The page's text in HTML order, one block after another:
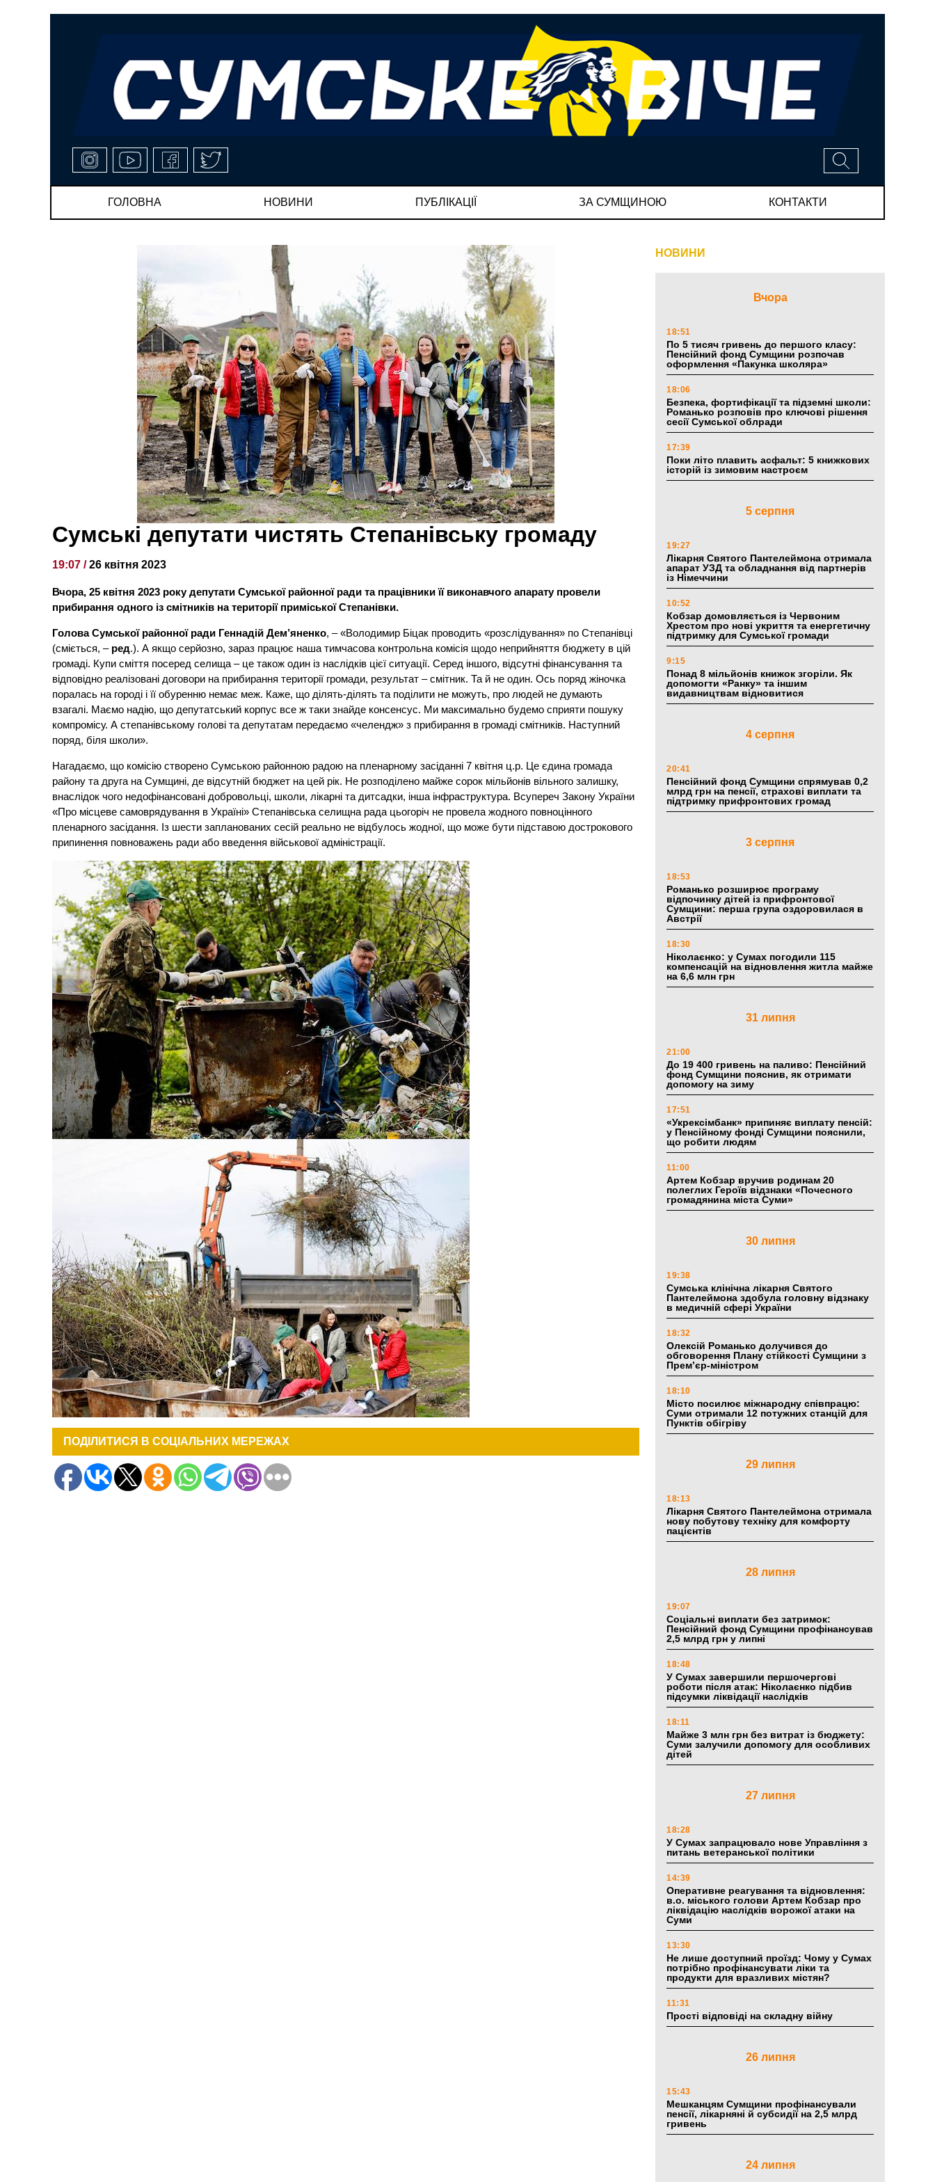
ГОЛОВНА НОВИНИ ПУБЛІКАЦІЇ ЗА СУМЩИНОЮ КОНТАКТИ
Сумські депутати чистять Степанівську громаду
19:07 /26 квітня 2023
Вчора, 25 квітня 2023 року депутати Сумської районної ради та працівники її виконавчого апарату провели
прибирання одного із смітників на території приміської Степанівки.
Голова Сумської районної ради Геннадій Дем’яненко, – «Володимир Біцак проводить «розслідування» по Степанівці
(сміється, – ред.). А якщо серйозно, зараз працює наша тимчасова контрольна комісія щодо неприйняття бюджету в цій
громаді. Купи сміття посеред селища – це також один із наслідків цієї ситуації. Серед іншого, відсутні фінансування та
відповідно реалізовані договори на прибирання території громади, результат – смітник. Та й не один. Ось поряд жіночка
поралась на городі і її обуренню немає меж. Каже, що ділять-ділять та поділити не можуть, про людей не думають
взагалі. Маємо надію, що депутатський корпус все ж таки знайде консенсус. Ми максимально будемо сприяти пошуку
компромісу. А степанівському голові та депутатам передаємо «челендж» з прибирання в громаді смітників. Наступний
поряд, біля школи».
Нагадаємо, що комісію створено Сумською районною радою на пленарному засіданні 7 квітня ц.р. Це єдина громада
району та друга на Сумщині, де відсутній бюджет на цей рік. Не розподілено майже сорок мільйонів вільного залишку,
внаслідок чого недофінансовані добровольці, школи, лікарні та дитсадки, інша інфраструктура. Всупереч Закону України
«Про місцеве самоврядування в Україні» Степанівська селищна рада цьогоріч не провела жодного повноцінного
пленарного засідання. Із шести запланованих сесій реально не відбулось жодної, що може бути підставою дострокового
припинення повноважень ради або введення військової адміністрації.
ПОДІЛИТИСЯ В СОЦІАЛЬНИХ МЕРЕЖАХ
НОВИНИ
Вчора
18:51
По 5 тисяч гривень до першого класу:
Пенсійний фонд Сумщини розпочав
оформлення «Пакунка школяра»
18:06
Безпека, фортифікації та підземні школи:
Романько розповів про ключові рішення
сесії Сумської облради
17:39
Поки літо плавить асфальт: 5 книжкових
історій із зимовим настроєм
5 серпня
19:27
Лікарня Святого Пантелеймона отримала
апарат УЗД та обладнання від партнерів
із Німеччини
10:52
Кобзар домовляється із Червоним
Хрестом про нові укриття та енергетичну
підтримку для Сумської громади
9:15
Понад 8 мільйонів книжок згоріли. Як
допомогти «Ранку» та іншим
видавництвам відновитися
4 серпня
20:41
Пенсійний фонд Сумщини спрямував 0,2
млрд грн на пенсії, страхові виплати та
підтримку прифронтових громад
3 серпня
18:53
Романько розширює програму
відпочинку дітей із прифронтової
Сумщини: перша група оздоровилася в
Австрії
18:30
Ніколаєнко: у Сумах погодили 115
компенсацій на відновлення житла майже
на 6,6 млн грн
31 липня
21:00
До 19 400 гривень на паливо: Пенсійний
фонд Сумщини пояснив, як отримати
допомогу на зиму
17:51
«Укрексімбанк» припиняє виплату пенсій:
у Пенсійному фонді Сумщини пояснили,
що робити людям
11:00
Артем Кобзар вручив родинам 20
полеглих Героїв відзнаки «Почесного
громадянина міста Суми»
30 липня
19:38
Сумська клінічна лікарня Святого
Пантелеймона здобула головну відзнаку
в медичній сфері України
18:32
Олексій Романько долучився до
обговорення Плану стійкості Сумщини з
Прем’єр-міністром
18:10
Місто посилює міжнародну співпрацю:
Суми отримали 12 потужних станцій для
Пунктів обігріву
29 липня
18:13
Лікарня Святого Пантелеймона отримала
нову побутову техніку для комфорту
пацієнтів
28 липня
19:07
Соціальні виплати без затримок:
Пенсійний фонд Сумщини профінансував
2,5 млрд грн у липні
18:48
У Сумах завершили першочергові
роботи після атак: Ніколаєнко підбив
підсумки ліквідації наслідків
18:11
Майже 3 млн грн без витрат із бюджету:
Суми залучили допомогу для особливих
дітей
27 липня
18:28
У Сумах запрацювало нове Управління з
питань ветеранської політики
14:39
Оперативне реагування та відновлення:
в.о. міського голови Артем Кобзар про
ліквідацію наслідків ворожої атаки на
Суми
13:30
Не лише доступний проїзд: Чому у Сумах
потрібно профінансувати ліки та
продукти для вразливих містян?
11:31
Прості відповіді на складну війну
26 липня
15:43
Мешканцям Сумщини профінансували
пенсії, лікарняні й субсидії на 2,5 млрд
гривень
24 липня